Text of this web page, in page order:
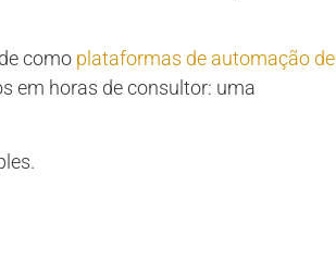
como plataformas de automação de
em horas de consultor: uma